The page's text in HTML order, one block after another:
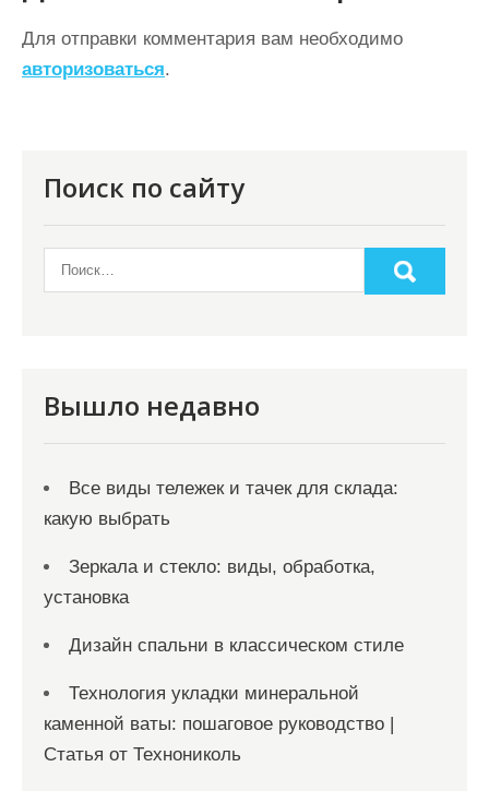
г
а
м
Для отправки комментария вам необходимо
авторизоваться.
Поиск по сайту
Вышло недавно
Все виды тележек и тачек для склада:
какую выбрать
Зеркала и стекло: виды, обработка,
установка
Дизайн спальни в классическом стиле
Технология укладки минеральной
каменной ваты: пошаговое руководство |
Статья от Технониколь